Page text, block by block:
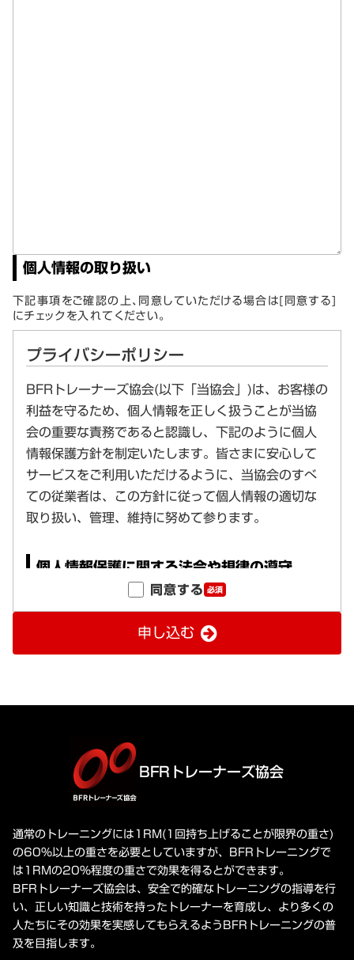
個人情報の取り扱い
下記事項をご確認の上、同意していただける場合は[同意する]
にチェックを入れてください。
同意する 必須
申し込む
BFRトレーナーズ協会
通常のトレーニングには1RM(1回持ち上げることが限界の重さ)
の60%以上の重さを必要としていますが、BFRトレーニングで
は1RMの20%程度の重さで効果を得るとができます。
BFRトレーナーズ協会は、安全で的確なトレーニングの指導を行
い、正しい知識と技術を持ったトレーナーを育成し、より多くの
人たちにその効果を実感してもらえるようBFRトレーニングの普
及を目指します。